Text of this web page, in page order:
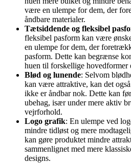
være en ulempe for dem, der
åndbare materialer.
Tætsiddende og fleksibel
fleksibel pasform kan være
en ulempe for dem, der
pasform. Dette kan begrænse
huen til forskellige hovedformer
Blød og lunende: Selvom
kan være attraktive, kan det
ikke er åndbar nok. Dette kan
ubehag, især under mere aktiv
vejrforhold.
Logo grafik: En ulempe ved
mindre tidløst og mere
kan gøre produktet mindre
sammenlignet med mere
designs.